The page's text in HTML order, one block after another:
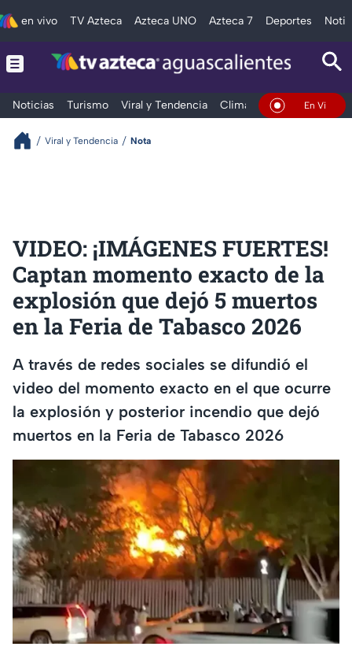
en vivo TV Azteca Azteca UNO Azteca 7 Deportes
Noticias Turismo Viral y Tendencia Clima DeportesEn Vivo
Viral y Tendencia Nota
VIDEO: ¡IMÁGENES FUERTES!
Captan momento exacto de la
explosión que dejó 5 muertos
en la Feria de Tabasco 2026
A través de redes sociales se difundió el
video del momento exacto en el que ocurre
la explosión y posterior incendio que dejó
muertos en la Feria de Tabasco 2026